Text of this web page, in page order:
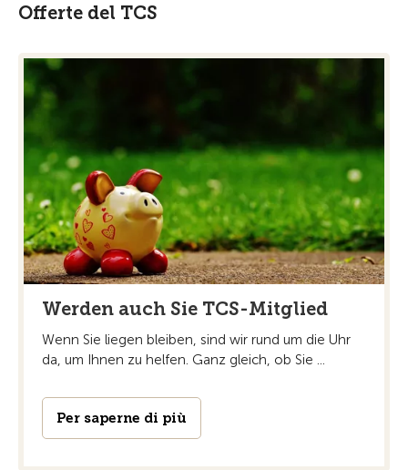
Offerte del TCS
Werden auch Sie TCS-Mitglied
Wenn Sie liegen bleiben, sind wir rund um die Uhr
da, um Ihnen zu helfen. Ganz gleich, ob Sie ...
Per saperne di più